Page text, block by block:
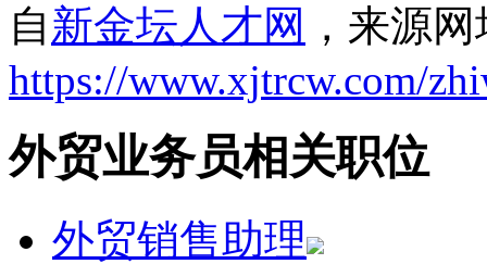
自新金坛人才网 ，来源
https://www.xjtrcw.com/
外贸业务员相关职位
外贸销售助理